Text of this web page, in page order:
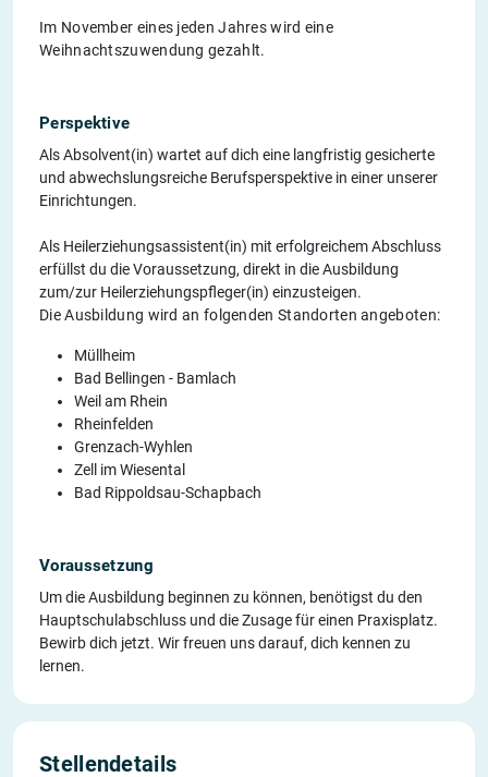
Im November eines jeden Jahres wird eine
Weihnachtszuwendung gezahlt.
Perspektive
Als Absolvent(in) wartet auf dich eine langfristig gesicherte
und abwechslungsreiche Berufsperspektive in einer unserer
Einrichtungen.
Als Heilerziehungsassistent(in) mit erfolgreichem Abschluss
erfüllst du die Voraussetzung, direkt in die Ausbildung
zum/zur Heilerziehungspfleger(in) einzusteigen.
Die Ausbildung wird an folgenden Standorten angeboten:
Müllheim
Bad Bellingen - Bamlach
Weil am Rhein
Rheinfelden
Grenzach-Wyhlen
Zell im Wiesental
Bad Rippoldsau-Schapbach
Voraussetzung
Um die Ausbildung beginnen zu können, benötigst du den
Hauptschulabschluss und die Zusage für einen Praxisplatz.
Bewirb dich jetzt. Wir freuen uns darauf, dich kennen zu
lernen.
Stellendetails